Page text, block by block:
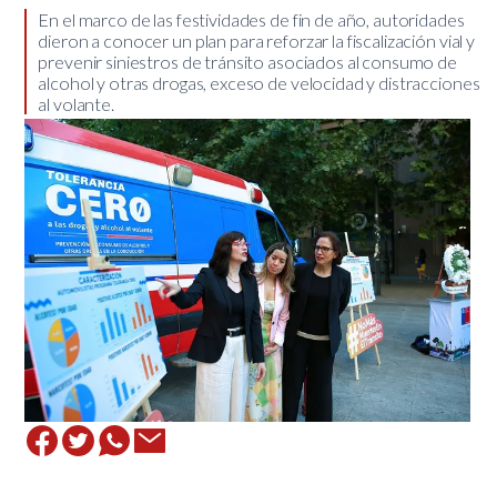
En el marco de las festividades de fin de año, autoridades
dieron a conocer un plan para reforzar la fiscalización vial y
prevenir siniestros de tránsito asociados al consumo de
alcohol y otras drogas, exceso de velocidad y distracciones
al volante. ​